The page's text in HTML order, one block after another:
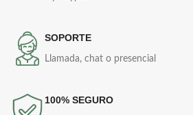
SOPORTE
Llamada, chat o presencial
100% SEGURO